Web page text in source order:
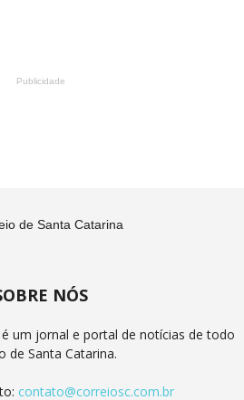
Publicidade
NÓS
um jornal e portal de notícias de todo
de Santa Catarina.
contato@correiosc.com.br